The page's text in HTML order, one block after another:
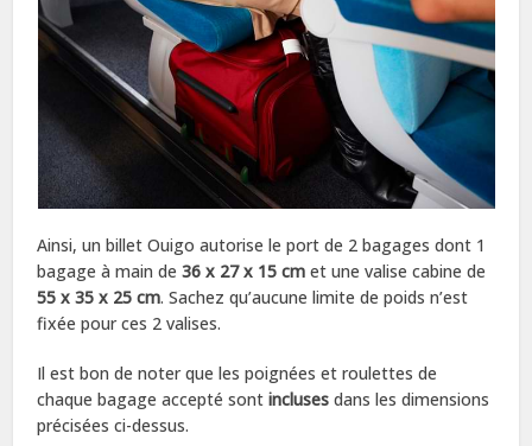
Ainsi, un billet Ouigo autorise le port de 2 bagages dont 1
bagage à main de36 x 27 x 15 cm et une valise cabine de
55 x 35 x 25 cm. Sachez qu’aucune limite de poids n’est
fixée pour ces 2 valises.
Il est bon de noter que les poignées et roulettes de
chaque bagage accepté sontincluses dans les dimensions
précisées ci-dessus.